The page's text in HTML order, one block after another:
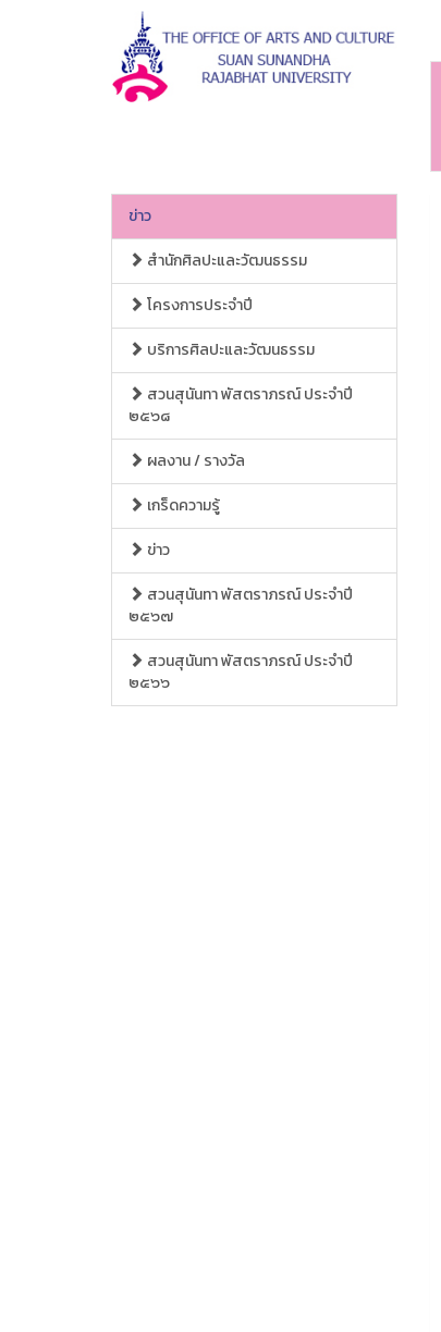
ข่าว
สำนักศิลปะและวัฒนธรรม
โครงการประจำปี
บริการศิลปะและวัฒนธรรม
สวนสุนันทา พัสตราภรณ์ ประจำปี
๒๕๖๘
ผลงาน / รางวัล
เกร็ดความรู้
ข่าว
สวนสุนันทา พัสตราภรณ์ ประจำปี
๒๕๖๗
สวนสุนันทา พัสตราภรณ์ ประจำปี
๒๕๖๖